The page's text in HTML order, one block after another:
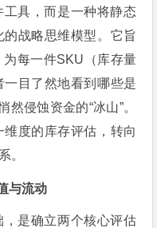
具，而是一种将静态
战略思维模型。它旨
每一件SKU（库存量
目了然地看到哪些是
然侵蚀资金的“冰山”。
度的库存评估，转向
。
与流动
是确立两个核心评估